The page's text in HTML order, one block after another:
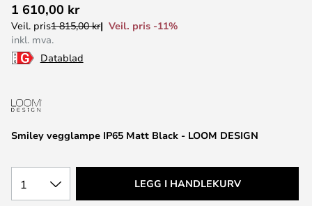
til
begynnelsen
av
bildegalleri
Smiley vegglampe IP65 Matt Black - LOOM DESIGN
1 610,00 kr
Veil. pris1 815,00 kr
Veil. pris -11%
inkl. mva.
Datablad
1 LEGG I HANDLEKURV